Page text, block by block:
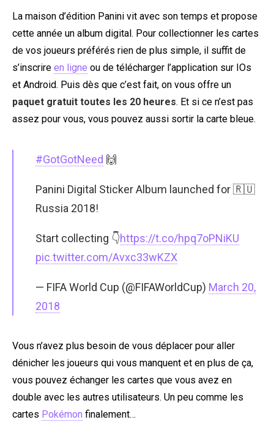
La maison d’édition Panini vit avec son temps et propose
cette année un album digital. Pour collectionner les cartes
de vos joueurs préférés rien de plus simple, il suffit de
s’inscrire en ligne ou de télécharger l’application sur IOs
et Android. Puis dès que c’est fait, on vous offre un
paquet gratuit toutes les 20 heures. Et si ce n’est pas
assez pour vous, vous pouvez aussi sortir la carte bleue.
#GotGotNeed 🙌
Panini Digital Sticker Album launched for 🇷🇺
Russia 2018!
Start collecting 👇https://t.co/hpq7oPNiKU
pic.twitter.com/Avxc33wKZX
— FIFA World Cup (@FIFAWorldCup) March 20,
2018
Vous n’avez plus besoin de vous déplacer pour aller
dénicher les joueurs qui vous manquent et en plus de ça,
vous pouvez échanger les cartes que vous avez en
double avec les autres utilisateurs. Un peu comme les
cartes Pokémon finalement…